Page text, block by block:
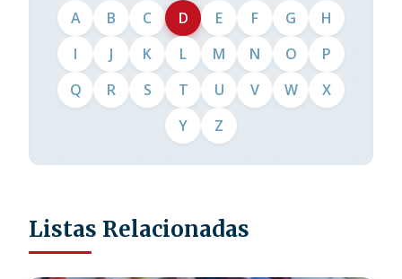
A B C D E F G
H
I
J K L M N O
P
Q
R S T U V W
X
Y
Z
Listas Relacionadas